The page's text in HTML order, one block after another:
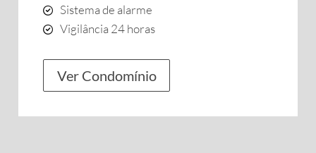
Sistema de alarme
Vigilância 24 horas
Ver Condomínio